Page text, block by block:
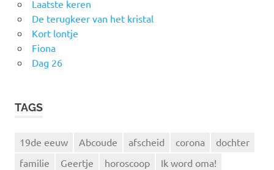
Laatste keren
De terugkeer van het kristal
Kort lontje
Fiona
Dag 26
TAGS
19de eeuw Abcoude afscheid corona
dochter
familie
Geertje horoscoop
Ik word oma!